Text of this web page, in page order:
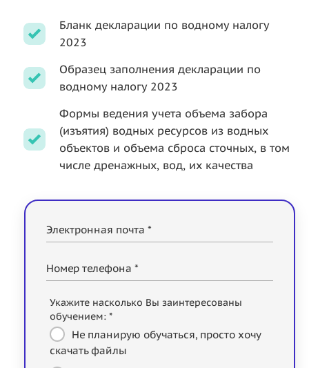
Бланк декларации по водному налогу
2023
Образец заполнения декларации по
водному налогу 2023
Формы ведения учета объема забора
(изъятия) водных ресурсов из водных
объектов и объема сброса сточных, в том
числе дренажных, вод, их качества
Электронная почта *
Номер телефона *
Укажите насколько Вы заинтересованы
обучением: *
Не планирую обучаться, просто хочу
скачать файлы